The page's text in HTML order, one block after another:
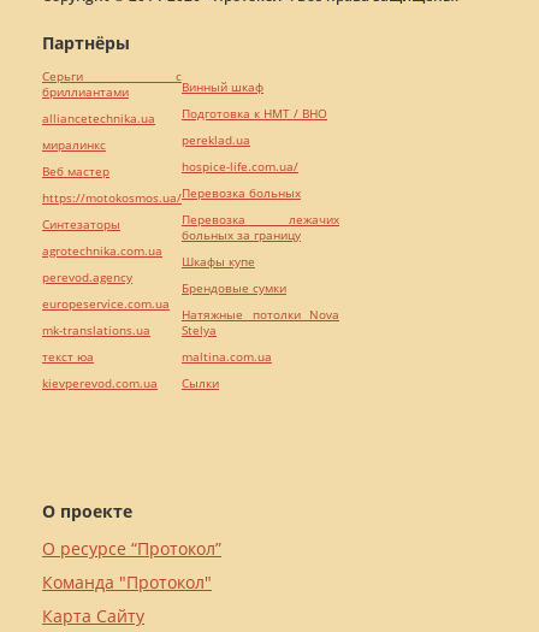
О проекте
О ресурсе “Протокол”
Команда "Протокол"
Карта Сайту
Партнёры
Серьги с
бриллиантами
alliancetechnika.ua
миралинкс
Веб мастер
https://motokosmos.ua/
Синтезаторы
agrotechnika.com.ua
perevod.agency
europeservice.com.ua
mk-translations.ua
текст юа
kievperevod.com.ua
Винный шкаф
Подготовка к НМТ / ВНО
pereklad.ua
hospice-life.com.ua/
Перевозка больных
Перевозка лежачих
больных за границу
Шкафы купе
Брендовые сумки
Натяжные потолки Nova
Stelya
maltina.com.ua
Cылки